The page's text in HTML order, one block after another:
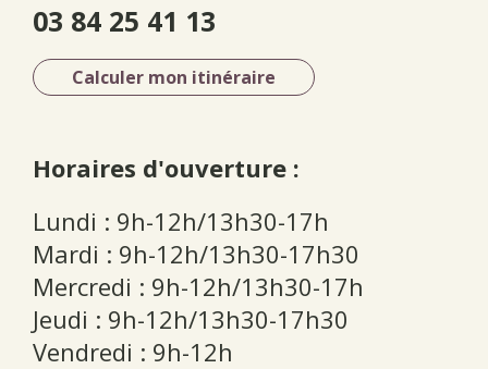
03 84 25 41 13
Calculer mon itinéraire
Horaires d'ouverture :
Lundi : 9h-12h/13h30-17h
Mardi : 9h-12h/13h30-17h30
Mercredi : 9h-12h/13h30-17h
Jeudi : 9h-12h/13h30-17h30
Vendredi : 9h-12h